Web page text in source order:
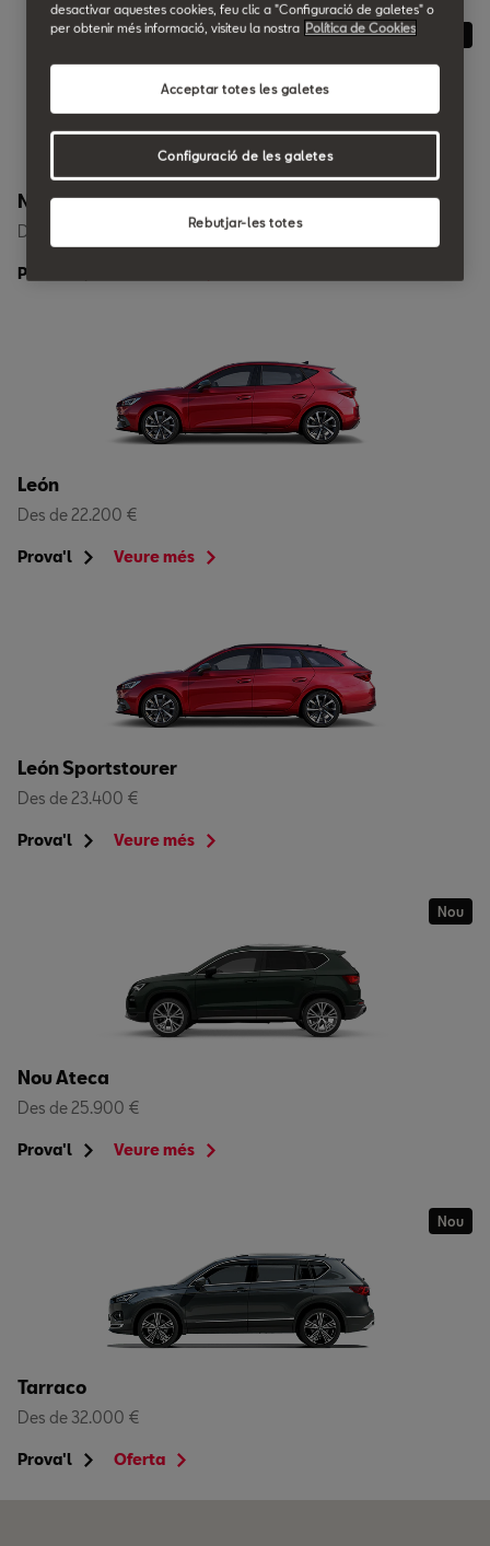
Nou Arona
Des de 20.300 €
Prova'l
León
Des de 22.200 €
Prova'l Veure més
León Sportstourer
Des de 23.400 €
Prova'l Veure més
Nou
Nou Ateca
Des de 25.900 €
Prova'l Veure més
Nou
Tarraco
Des de 32.000 €
Prova'l Oferta
desactivar aquestes cookies, feu clic a "Configuració de galetes" o
per obtenir més informació, visiteu la nostra Política de Cookies
Rebutjar-les totes
Acceptar totes les galetes
Configuració de les galetes